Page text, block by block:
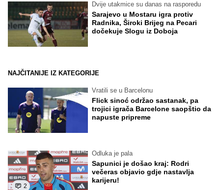
Dvije utakmice su danas na rasporedu
Sarajevo u Mostaru igra protiv
Radnika, Široki Brijeg na Pecari
dočekuje Slogu iz Doboja
NAJČITANIJE IZ KATEGORIJE
Vratili se u Barcelonu
Flick sinoć održao sastanak, pa
trojici igrača Barcelone saopštio da
napuste pripreme
2
Odluka je pala
Sapunici je došao kraj: Rodri
večeras objavio gdje nastavlja
karijeru!